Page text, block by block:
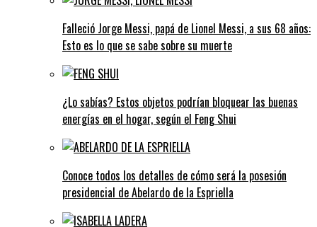
Falleció Jorge Messi, papá de Lionel Messi, a sus 68 años:
Esto es lo que se sabe sobre su muerte
¿Lo sabías? Estos objetos podrían bloquear las buenas
energías en el hogar, según el Feng Shui
Conoce todos los detalles de cómo será la posesión
presidencial de Abelardo de la Espriella